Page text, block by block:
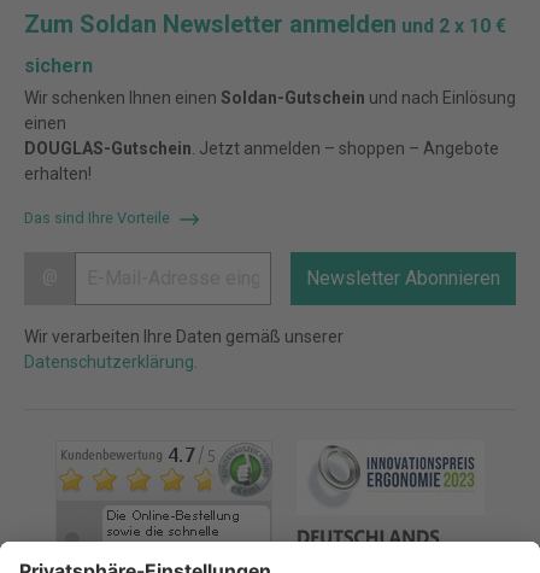
Zum Soldan Newsletter anmelden und 2 x 10 €
sichern
Wir schenken Ihnen einen Soldan-Gutschein und nach Einlösung
einen
DOUGLAS-Gutschein . Jetzt anmelden – shoppen – Angebote
erhalten!
Das sind Ihre Vorteile
Newsletter Abonnieren
Wir verarbeiten Ihre Daten gemäß unserer
Datenschutzerklärung